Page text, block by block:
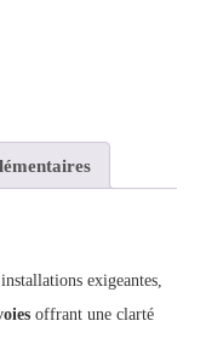
exigeantes,
offrant une clarté